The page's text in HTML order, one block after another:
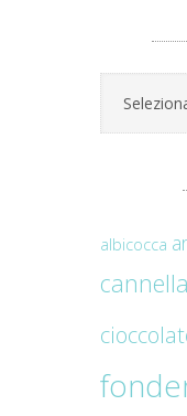
Categorie
albicocca
cannella